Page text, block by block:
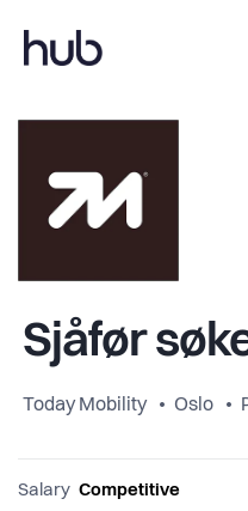
Sjåfør
Today Mobility Oslo
Salary Competitive